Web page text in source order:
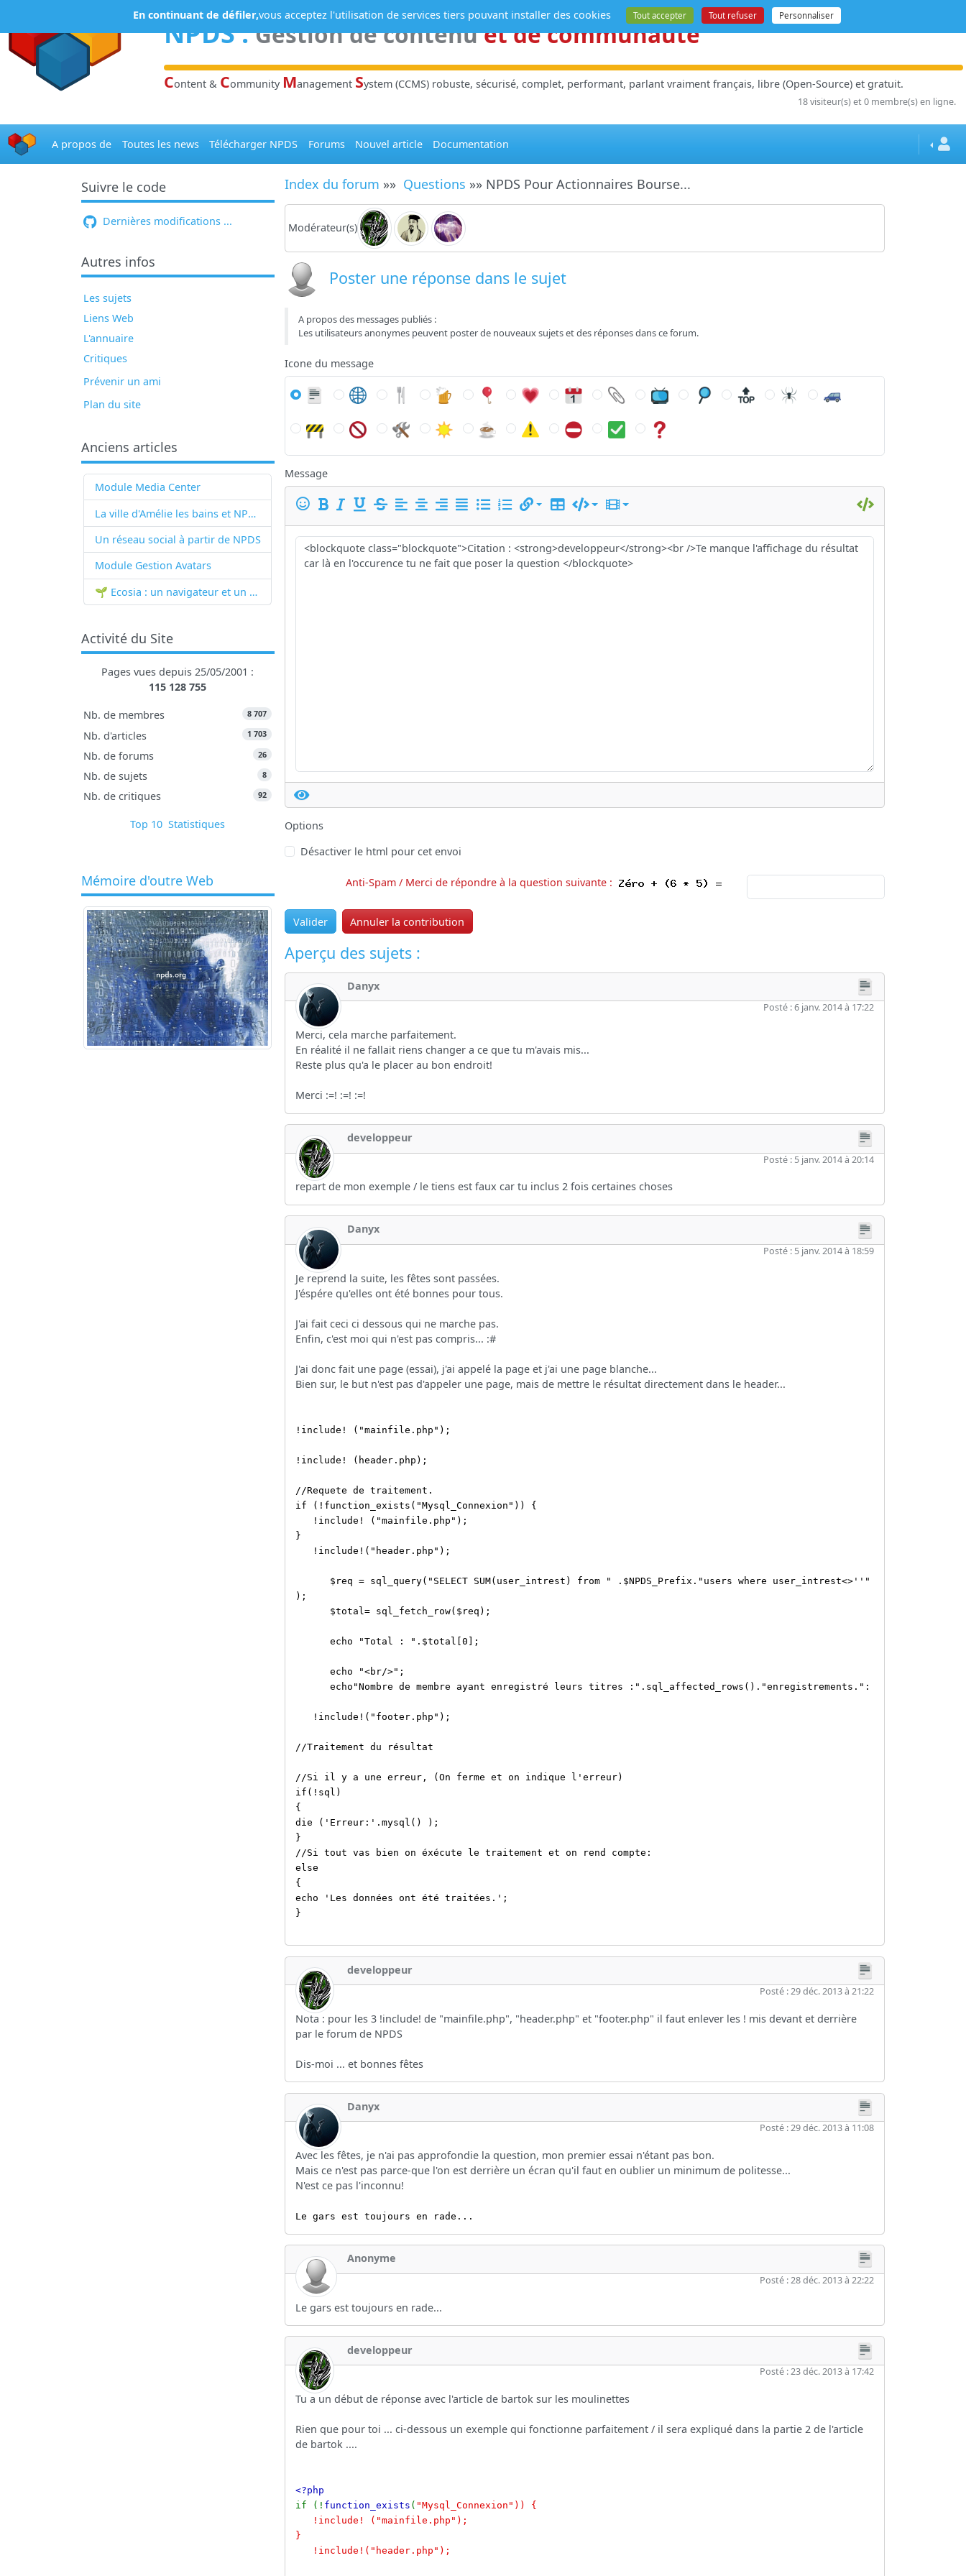
NPDS:Gestion de contenuet de communauté
Content & Community Management System (CCMS) robuste, sécurisé, complet, performant, parlant vraiment français, libre (Open-Source) et gratuit.
18 visiteur(s) et 0 membre(s) en ligne.
A propos de Toutes les news Télécharger NPDS Forums Nouvel article Documentation
Suivre le code
Dernières modifications ...
Autres infos
Les sujets
Liens Web
L'annuaire
Critiques
Prévenir un ami
Plan du site
Anciens articles
Module Media Center
La ville d'Amélie les bains et NPDS
Un réseau social à partir de NPDS
Module Gestion Avatars
🌱 Ecosia : un navigateur et un moteur de recherche qui plantent des arbres !...
Activité du Site
Pages vues depuis 25/05/2001 :
115 128 755
Nb. de membres 8 707
Nb. d'articles 1 703
Nb. de forums 26
Nb. de sujets 8
Nb. de critiques 92
Top 10 Statistiques
Mémoire d'outre Web
Index du forum »» Questions »» NPDS Pour Actionnaires Bourse...
Modérateur(s)
Poster une réponse dans le sujet
A propos des messages publiés :
Les utilisateurs anonymes peuvent poster de nouveaux sujets et des réponses dans ce forum.
Icone du message
Message
Options
Désactiver le html pour cet envoi
Anti-Spam / Merci de répondre à la question suivante :
Valider Annuler la contribution
Aperçu des sujets :
Danyx
Posté : 6 janv. 2014 à 17:22
Merci, cela marche parfaitement.
En réalité il ne fallait riens changer a ce que tu m'avais mis...
Reste plus qu'a le placer au bon endroit!
Merci :=! :=! :=!
developpeur
Posté : 5 janv. 2014 à 20:14
repart de mon exemple / le tiens est faux car tu inclus 2 fois certaines choses
Danyx
Posté : 5 janv. 2014 à 18:59
Je reprend la suite, les fêtes sont passées.
J'éspére qu'elles ont été bonnes pour tous.
J'ai fait ceci ci dessous qui ne marche pas.
Enfin, c'est moi qui n'est pas compris... :#
J'ai donc fait une page (essai), j'ai appelé la page et j'ai une page blanche...
Bien sur, le but n'est pas d'appeler une page, mais de mettre le résultat directement dans le header...
!include! ("mainfile.php");
!include! (header.php);
//Requete de traitement.
if (!function_exists("Mysql_Connexion")) {
!include! ("mainfile.php");
}
!include!("header.php");
$req = sql_query("SELECT SUM(user_intrest) from " .$NPDS_Prefix."users where user_intrest<>''"
);
$total= sql_fetch_row($req);
echo "Total : ".$total[0];
echo "<br/>";
echo"Nombre de membre ayant enregistré leurs titres :".sql_affected_rows()."enregistrements.":
!include!("footer.php");
//Traitement du résultat
//Si il y a une erreur, (On ferme et on indique l'erreur)
if(!sql)
{
die ('Erreur:'.mysql() );
}
//Si tout vas bien on éxécute le traitement et on rend compte:
else
{
echo 'Les données ont été traitées.';
}
developpeur
Posté : 29 déc. 2013 à 21:22
Nota : pour les 3 !include! de "mainfile.php", "header.php" et "footer.php" il faut enlever les ! mis devant et derrière
par le forum de NPDS
Dis-moi ... et bonnes fêtes
Danyx
Posté : 29 déc. 2013 à 11:08
Avec les fêtes, je n'ai pas approfondie la question, mon premier essai n'étant pas bon.
Mais ce n'est pas parce-que l'on est derrière un écran qu'il faut en oublier un minimum de politesse...
N'est ce pas l'inconnu!
Le gars est toujours en rade...
Anonyme
Posté : 28 déc. 2013 à 22:22
Le gars est toujours en rade...
developpeur
Posté : 23 déc. 2013 à 17:42
Tu a un début de réponse avec l'article de bartok sur les moulinettes
Rien que pour toi ... ci-dessous un exemple qui fonctionne parfaitement / il sera expliqué dans la partie 2 de l'article
de bartok ....
<?php
if (! function_exists ( "Mysql_Connexion")) {
!include! ("mainfile.php");
}
!include!("header.php");
En continuant de défiler,vous acceptez l'utilisation de services tiers pouvant installer des cookies Tout accepter Tout refuser Personnaliser